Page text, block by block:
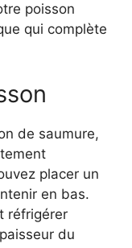
poisson
qui complète
de saumure,
placer un
en bas.
réfrigérer
du